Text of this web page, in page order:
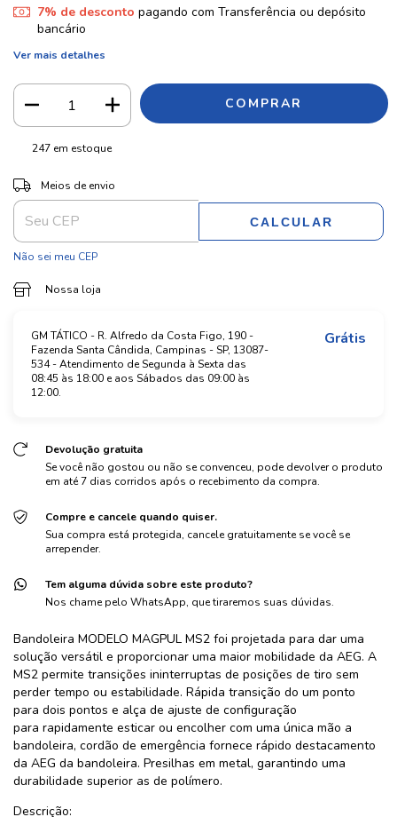
7% de desconto pagando com Transferência ou depósito
bancário
Ver mais detalhes
247 em estoque
Entregas para o CEP:
Meios de envio
CALCULAR
Não sei meu CEP
Nossa loja
GM TÁTICO - R. Alfredo da Costa Figo, 190 -
Fazenda Santa Cândida, Campinas - SP, 13087-
534 - Atendimento de Segunda à Sexta das
08:45 às 18:00 e aos Sábados das 09:00 às
12:00.
Grátis
Devolução gratuita
Se você não gostou ou não se convenceu, pode devolver o produto
em até 7 dias corridos após o recebimento da compra.
Compre e cancele quando quiser.
Sua compra está protegida, cancele gratuitamente se você se
arrepender.
Tem alguma dúvida sobre este produto?
Nos chame pelo WhatsApp, que tiraremos suas dúvidas.
Bandoleira MODELO MAGPUL MS2 foi projetada para dar uma
solução versátil e proporcionar uma maior mobilidade da AEG. A
MS2 permite transições ininterruptas de posições de tiro sem
perder tempo ou estabilidade. Rápida transição do um ponto
para dois pontos e alça de ajuste de configuração
para rapidamente esticar ou encolher com uma única mão a
bandoleira, cordão de emergência fornece rápido destacamento
da AEG da bandoleira. Presilhas em metal, garantindo uma
durabilidade superior as de polímero.
Descrição: